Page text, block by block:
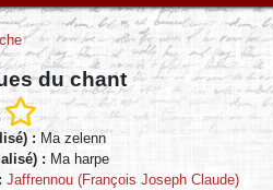
du chant
: Ma zelenn
: Ma harpe
Jaffrennou (François Joseph Claude)